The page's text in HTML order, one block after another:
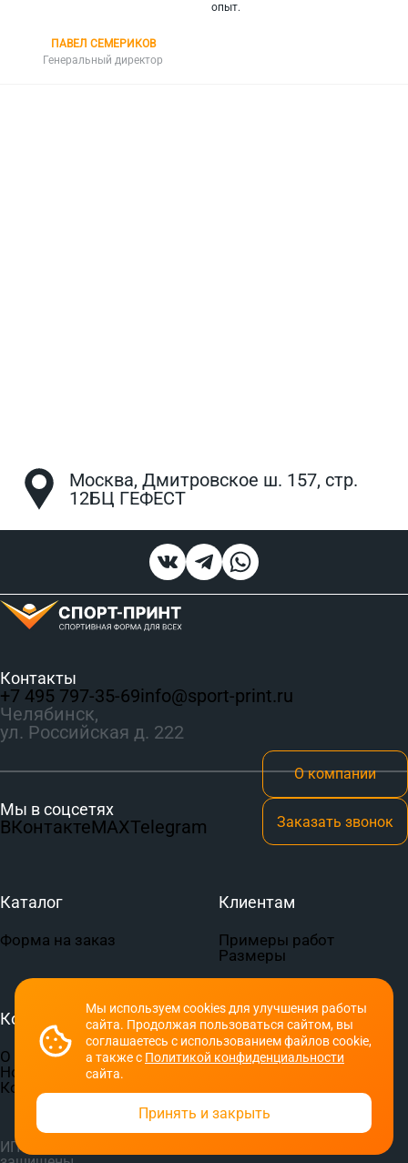
ПАВЕЛ СЕМЕРИКОВ
Генеральный директор
опыт.
Москва, Дмитровское ш. 157, стр.
12БЦ ГЕФЕСТ
Мы используем cookies для улучшения работы
сайта. Продолжая пользоваться сайтом, вы
соглашаетесь с использованием файлов cookie,
а также с Политикой конфиденциальности
сайта.
Принять и закрыть
Контакты
+7 495 797‑35-69info@sport-print.ru
Челябинск,
ул. Российская д. 222
Мы в соцсетях
ВКонтактеMAXTelegram
О компании
Заказать звонок
Каталог
Форма на заказ
Клиентам
Примеры работ
Размеры
Компания
О компании
Новости
Контакты
Документы
Пользовательское
конфиденциальности
ИП Семериков П. В.